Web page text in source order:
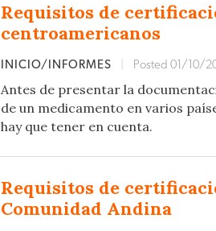
Requisitos de
centroamericanos
INICIO/INFORMES Posted 01/10/
Antes de presentar la
de un medicamento en varios
hay que tener en cuenta.
Requisitos de
Comunidad Andina